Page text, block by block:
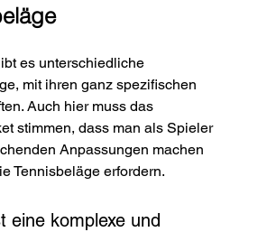
es unterschiedliche
mit ihren ganz spezifischen
Auch hier muss das
stimmen, dass man als Spieler
Anpassungen machen
Tennisbeläge erfordern.
eine komplexe und